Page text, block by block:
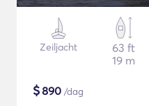
Zeiljacht
63 ft
19 m
$890 /dag